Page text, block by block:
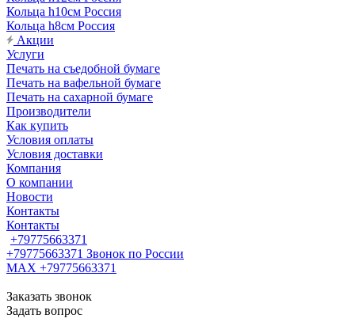
Кольца h10см Россия
Кольца h8см Россия
Акции
Услуги
Печать на съедобной бумаге
Печать на вафельной бумаге
Печать на сахарной бумаге
Производители
Как купить
Условия оплаты
Условия доставки
Компания
О компании
Новости
Контакты
Контакты
+79775663371
+79775663371 Звонок по России
MAX +79775663371
Заказать звонок
Задать вопрос